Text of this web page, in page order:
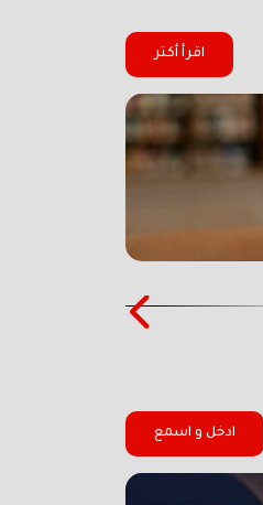
اقرأ أكتر
ادخل و اسمع